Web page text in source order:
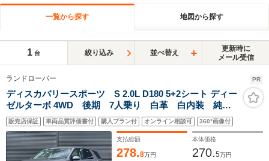
一覧から探す 地図から探す
1 台 絞り込み 並べ替え
更新時に
メール受信
ランドローバー PR
ディスカバリースポーツ S 2.0L D180 5+2シート ディー
ゼルターボ 4WD 後期 7人乗り 白革 白内装 純正
メモリナビ フルセグ 全周囲カメラ AppleCarPlay
ACC LKA BSA パワーシート シートヒーター ス
テアリングヒーター パワーバックドア LED オート
ハイビーム ETC
販売店保証 車両品質評価書付 購入プラン付 オンライン相談可 360°画像付
支払総額
278.8万円
本体価格
270.5万円